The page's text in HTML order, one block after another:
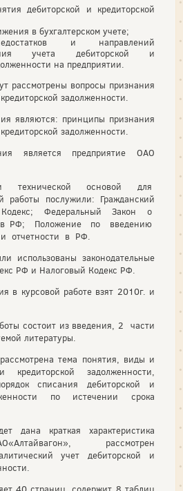
дебиторской и кредиторской
в бухгалтерском учете;
и направлений
учета дебиторской и
на предприятии.
рассмотрены вопросы признания
задолженности.
являются: принципы признания
задолженности.
является предприятие ОАО
и технической основой для
послужили: Гражданский
Федеральный Закон о
в РФ; Положение по введению
и отчетности в РФ.
использованы законодательные
РФ и Налоговый Кодекс РФ.
в курсовой работе взят 2010г. и
состоит из введения, 2 части
литературы.
тема понятия, виды и
задолженности,
списания дебиторской и
по истечении срока
дана краткая характеристика
рассмотрен
учет дебиторской и